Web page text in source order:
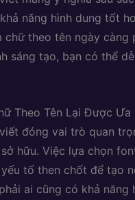
năng hình dung tốt
theo tên ngày càng
sáng tạo, bạn có thể
Theo Tên Lại Được Ưa
đóng vai trò quan
hữu. Việc lựa chọn
tố then chốt để tạo
ai cũng có khả